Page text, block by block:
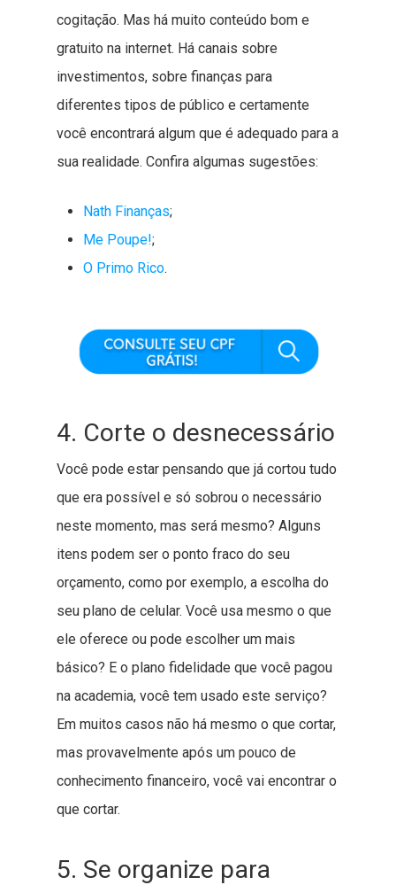
cogitação. Mas há muito conteúdo bom e
gratuito na internet. Há canais sobre
investimentos, sobre finanças para
diferentes tipos de público e certamente
você encontrará algum que é adequado para a
sua realidade. Confira algumas sugestões:
Nath Finanças;
Me Poupe!;
O Primo Rico.
4. Corte o desnecessário
Você pode estar pensando que já cortou tudo
que era possível e só sobrou o necessário
neste momento, mas será mesmo? Alguns
itens podem ser o ponto fraco do seu
orçamento, como por exemplo, a escolha do
seu plano de celular. Você usa mesmo o que
ele oferece ou pode escolher um mais
básico? E o plano fidelidade que você pagou
na academia, você tem usado este serviço?
Em muitos casos não há mesmo o que cortar,
mas provavelmente após um pouco de
conhecimento financeiro, você vai encontrar o
que cortar.
5. Se organize para